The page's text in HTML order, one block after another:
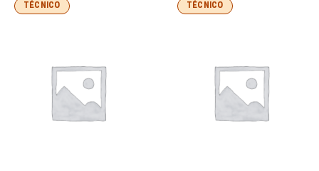
TÉCNICO TÉCNICO